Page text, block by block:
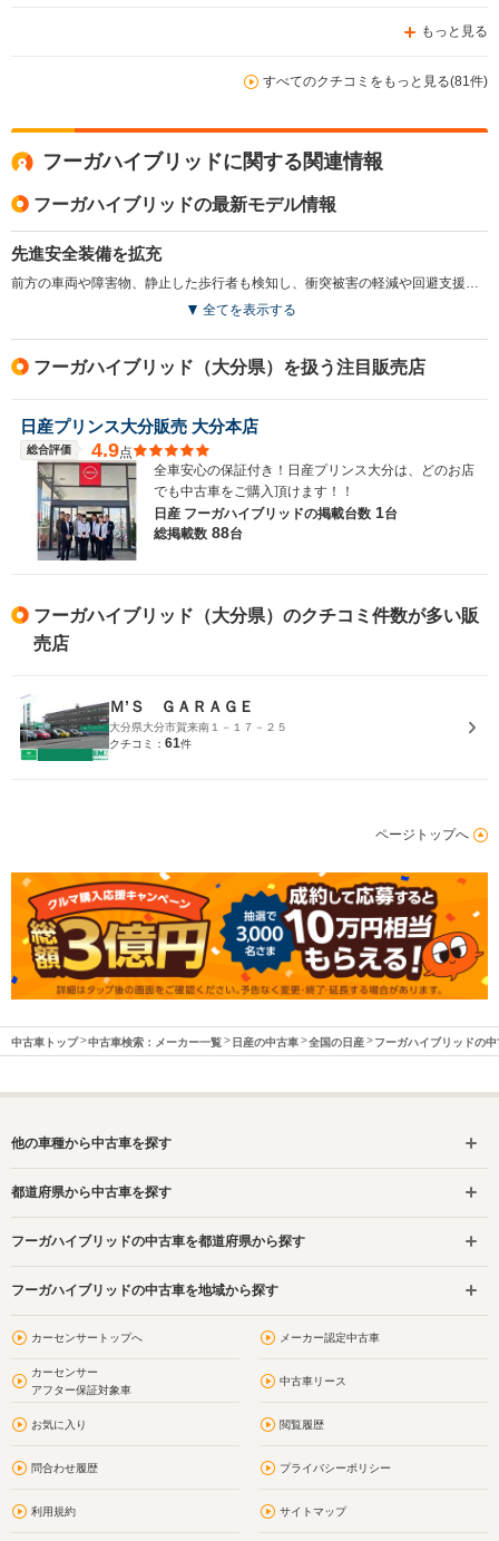
もっと見る
すべてのクチコミをもっと見る(81件)
フーガハイブリッドに関する関連情報
フーガハイブリッドの最新モデル情報
先進安全装備を拡充
全てを表示する
フーガハイブリッド（大分県）を扱う注目販売店
日産プリンス大分販売 大分本店
総合評価 4.9点
全車安心の保証付き！日産プリンス大分は、どのお店
でも中古車をご購入頂けます！！
日産 フーガハイブリッドの掲載台数 1台
総掲載数 88台
フーガハイブリッド（大分県）のクチコミ件数が多い販
売店
Ｍ’Ｓ ＧＡＲＡＧＥ
大分県大分市賀来南１－１７－２５
クチコミ： 61件
ページトップへ
中古車トップ 中古車検索：メーカー一覧 日産の中古車 全国の日産 フーガハイブリッドの中
他の車種から中古車を探す
都道府県から中古車を探す
フーガハイブリッドの中古車を都道府県から探す
フーガハイブリッドの中古車を地域から探す
カーセンサートップへ メーカー認定中古車
カーセンサー
アフター保証対象車
中古車リース
お気に入り 閲覧履歴
問合わせ履歴 プライバシーポリシー
利用規約 サイトマップ